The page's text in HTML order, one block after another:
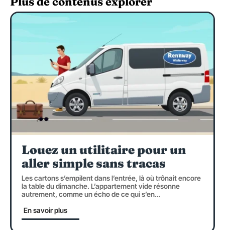
Louez un utilitaire pour un
aller simple sans tracas
Les cartons s’empilent dans l’entrée, là où trônait encore
la table du dimanche. L’appartement vide résonne
autrement, comme un écho de ce qui s’en…
En savoir plus